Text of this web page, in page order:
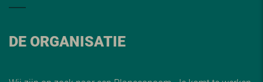
DE ORGANISATIE